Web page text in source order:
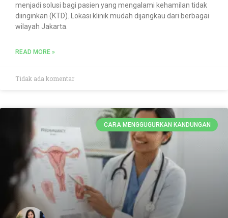
menjadi solusi bagi pasien yang mengalami kehamilan tidak
diinginkan (KTD). Lokasi klinik mudah dijangkau dari berbagai
wilayah Jakarta.
READ MORE »
Tidak ada komentar
CARA MENGGUGURKAN KANDUNGAN